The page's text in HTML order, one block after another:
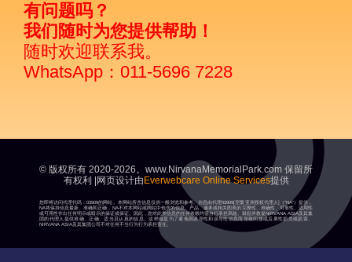
有问题吗？
我们随时为您提供帮助！
随时欢迎联系我。
WhatsApp：011-5696 7228
© 版权所有 2020-2026。www.NirvanaMemorialPark.com 保留所
有权利 |网页设计由 Everwebcare Online Services提供
您即将访问代理代码：03909的网站。本网站所含信息仅供一般浏览和参考。信息由代理03909[涅槃亚洲授权代理人]（“NA”）提供，
NA将保持信息最新、准确和正确，NA不对本网站或网站中包含的信息、产品、服务或相关图表的完整性、准确性、可靠性、适用性
或可用性作出任何明示或暗示的保证或保证。因此，您对此类信息的任何依赖均需自行承担风险。鼓励并敦促NIRVANA ASIA及其集
团的代理人提供准确、正确、适当且认真的信息。这样做是为了避免因误导性和误导性信息而导致间接或后果性损失或损害。
NIRVANA ASIA及其集团公司不对任何不当行为行为承担责任。